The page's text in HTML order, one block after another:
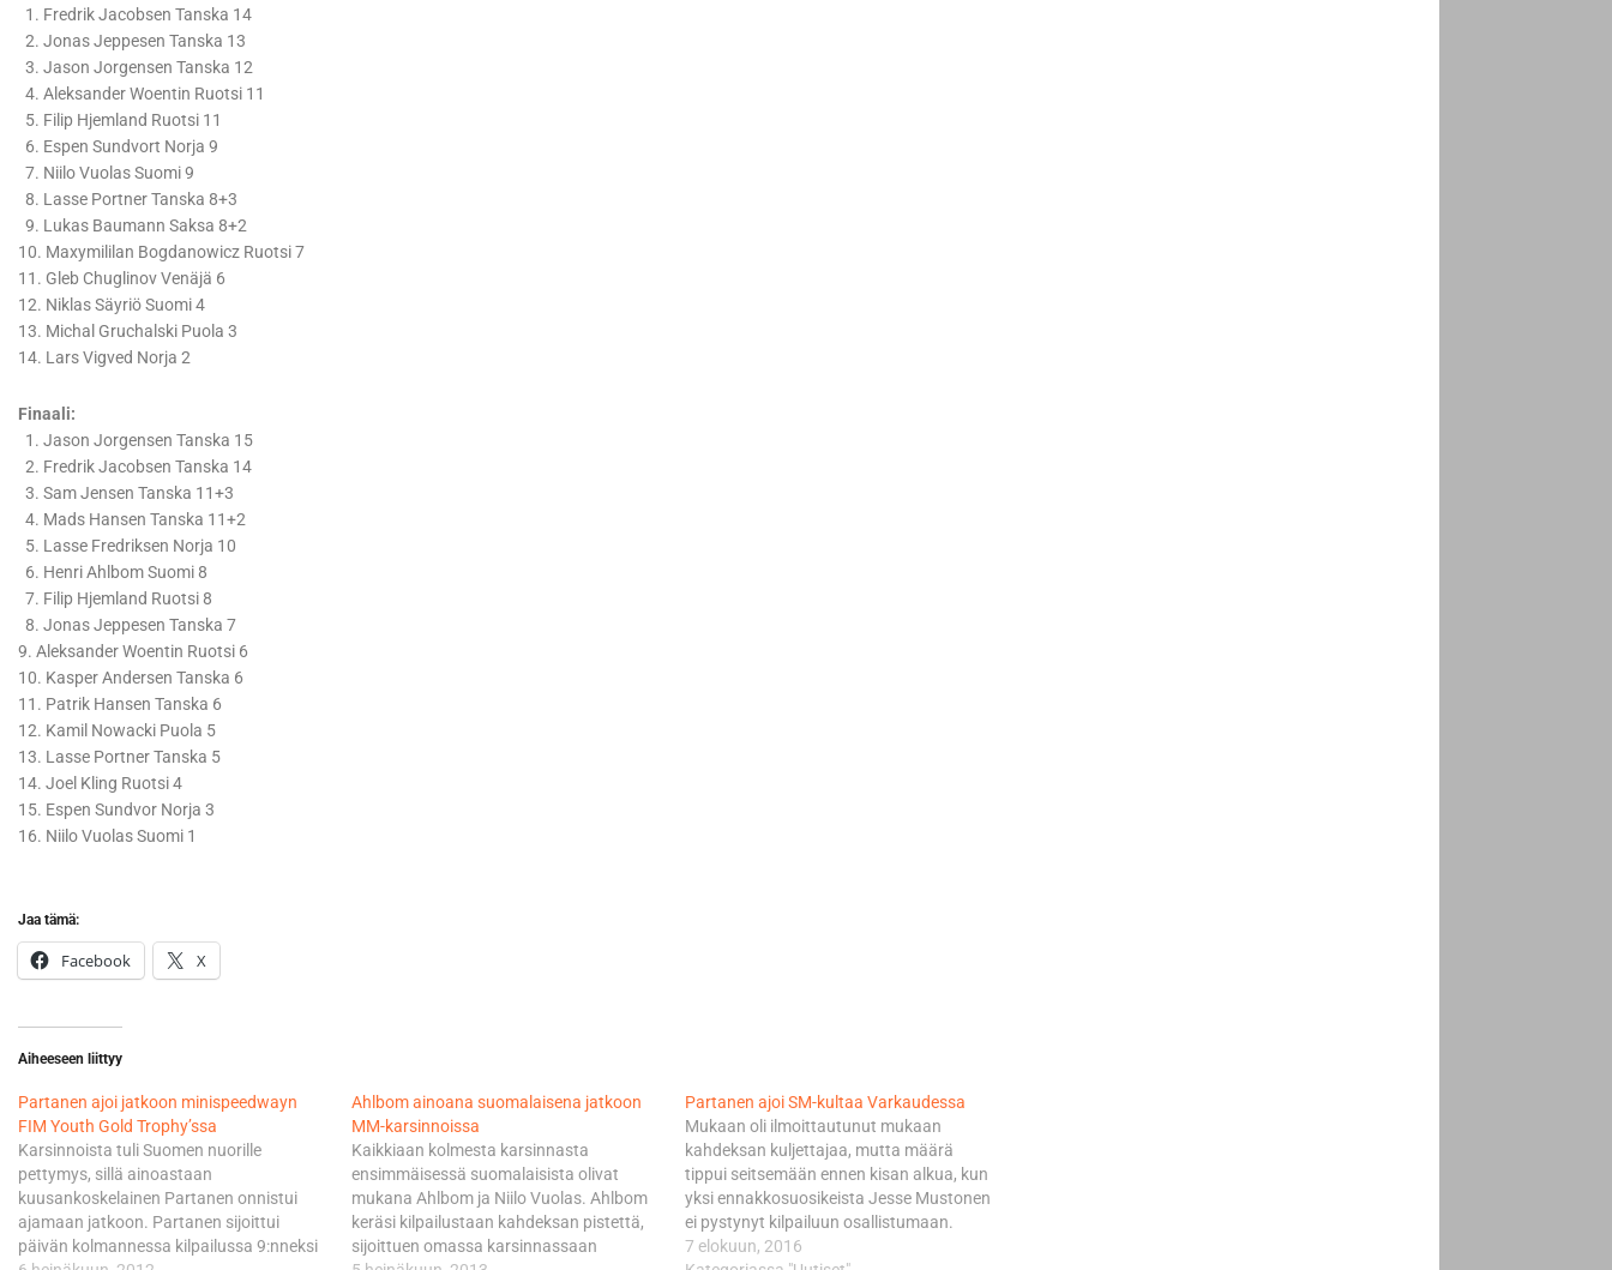
1. Fredrik Jacobsen Tanska 14
2. Jonas Jeppesen Tanska 13
3. Jason Jorgensen Tanska 12
4. Aleksander Woentin Ruotsi 11
5. Filip Hjemland Ruotsi 11
6. Espen Sundvort Norja 9
7. Niilo Vuolas Suomi 9
8. Lasse Portner Tanska 8+3
9. Lukas Baumann Saksa 8+2
10. Maxymililan Bogdanowicz Ruotsi 7
11. Gleb Chuglinov Venäjä 6
12. Niklas Säyriö Suomi 4
13. Michal Gruchalski Puola 3
14. Lars Vigved Norja 2
Finaali:
1. Jason Jorgensen Tanska 15
2. Fredrik Jacobsen Tanska 14
3. Sam Jensen Tanska 11+3
4. Mads Hansen Tanska 11+2
5. Lasse Fredriksen Norja 10
6. Henri Ahlbom Suomi 8
7. Filip Hjemland Ruotsi 8
8. Jonas Jeppesen Tanska 7
9. Aleksander Woentin Ruotsi 6
10. Kasper Andersen Tanska 6
11. Patrik Hansen Tanska 6
12. Kamil Nowacki Puola 5
13. Lasse Portner Tanska 5
14. Joel Kling Ruotsi 4
15. Espen Sundvor Norja 3
16. Niilo Vuolas Suomi 1
Jaa tämä:
Facebook X
Aiheeseen liittyy
Partanen ajoi jatkoon minispeedwayn
FIM Youth Gold Trophy’ssa
Karsinnoista tuli Suomen nuorille
pettymys, sillä ainoastaan
kuusankoskelainen Partanen onnistui
ajamaan jatkoon. Partanen sijoittui
päivän kolmannessa kilpailussa 9:nneksi
Ahlbom ainoana suomalaisena jatkoon
MM-karsinnoissa
Kaikkiaan kolmesta karsinnasta
ensimmäisessä suomalaisista olivat
mukana Ahlbom ja Niilo Vuolas. Ahlbom
keräsi kilpailustaan kahdeksan pistettä,
sijoittuen omassa karsinnassaan
Partanen ajoi SM-kultaa Varkaudessa
Mukaan oli ilmoittautunut mukaan
kahdeksan kuljettajaa, mutta määrä
tippui seitsemään ennen kisan alkua, kun
yksi ennakkosuosikeista Jesse Mustonen
ei pystynyt kilpailuun osallistumaan.
Ennakkoon kovimpina niminä taistelussa
7 elokuun, 2016